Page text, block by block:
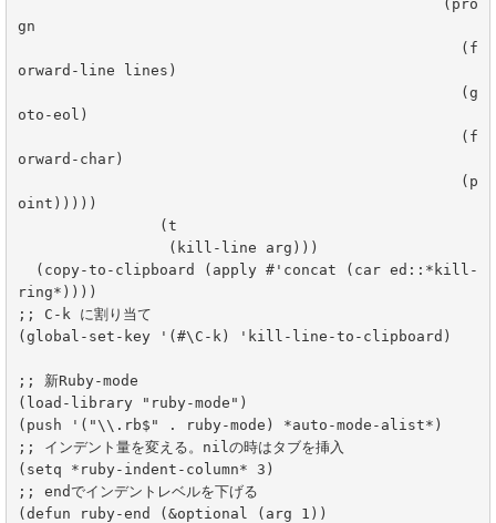
gn
orward-line lines)
oto-eol)
orward-char)
oint)))))
ring*))))
;; C-k に割り当て
(global-set-key '(#\C-k) 'kill-line-to-clipboard)
;; 新Ruby-mode
(load-library "ruby-mode")
(push '("\\.rb$" . ruby-mode) *auto-mode-alist*)
;; インデント量を変える。nilの時はタブを挿入
(setq *ruby-indent-column* 3)
;; endでインデントレベルを下げる
(defun ruby-end (&optional (arg 1))